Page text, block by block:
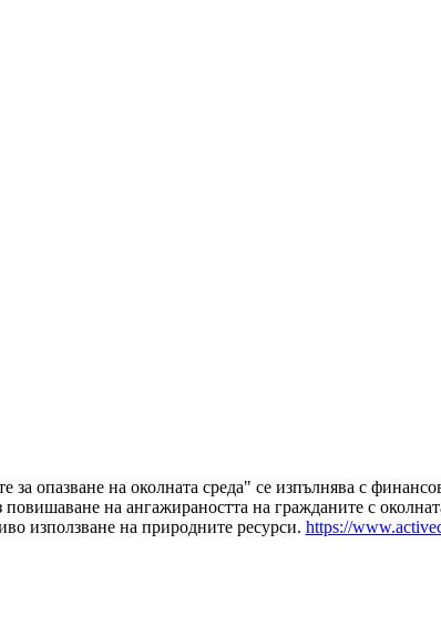
опазване на околната среда" се изпълнява с
на ангажираността на гражданите с
използване на природните ресурси. https://